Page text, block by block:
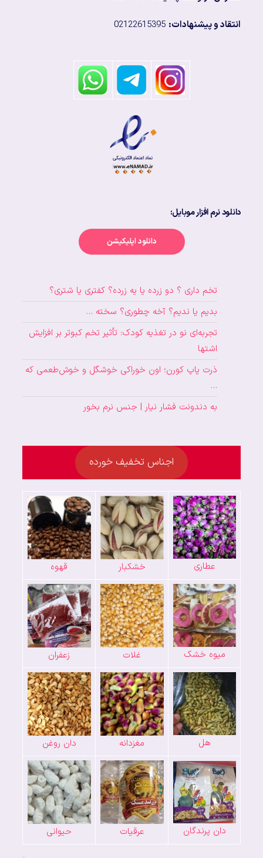
انتقاد و پیشنهادات:
دانلود نرم افزار موبایل:
دانلود اپلیکیشن
تخم داری ؟ دو زرده یا یه زرده؟ کفتری یا شتری؟
بدیم یا ندیم؟ آخه چطوری؟ سخته …
تجربه‌ای نو در تغذیه کودک: تأثیر تخم کبوتر بر افزایش
اشتها
ذرت پاپ کورن؛ اون خوراکی خوشگل و خوش‌طعمی که
…
به دندونت فشار نیار | جنس نرم بخور
اجناس تخفیف خورده
عطاری خشکبار قهوه
میوه خشک غلات زعفران
هل مغزدانه دان روغن
دان پرندگان عرقیات حیوانی